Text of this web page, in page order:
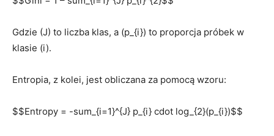
Gdzie (J) ⁣to liczba klas, a ⁣(p_{i}) to proporcja próbek w
klasie (i).
Entropia, z kolei, jest obliczana za pomocą wzoru:
$$Entropy = -sum_{i=1}^{J} p_{i} cdot log_{2}(p_{i})$$